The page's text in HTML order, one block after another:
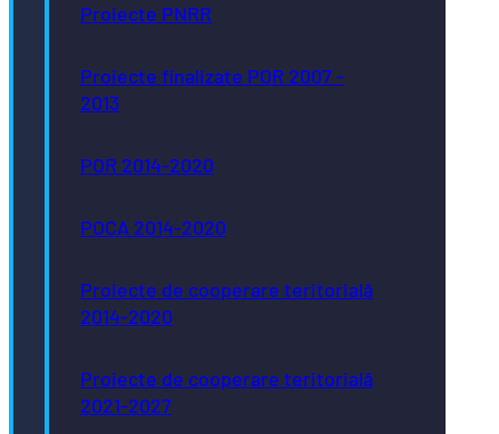
Proiecte PNRR
Proiecte finalizate POR 2007 -
2013
POR 2014-2020
POCA 2014-2020
Proiecte de cooperare teritorială
2014-2020
Proiecte de cooperare teritorială
2021-2027